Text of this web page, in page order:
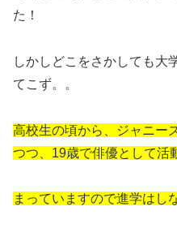
た！
しかしどこをさかしても大
てこず。。
高校生の頃から、ジャニー
つつ、19歳で俳優として活
まっていますので進学はし